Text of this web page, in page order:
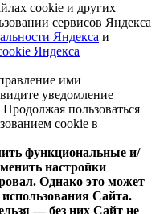
cookie и других
сервисов Яндекса
Яндекса и
Яндекса
ими
уведомление
пользоваться
cookie в
функциональные и/
настройки
Однако это может
использования Сайта.
— без них Сайт не